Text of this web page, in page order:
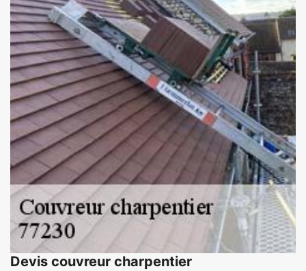
Devis couvreur charpentier